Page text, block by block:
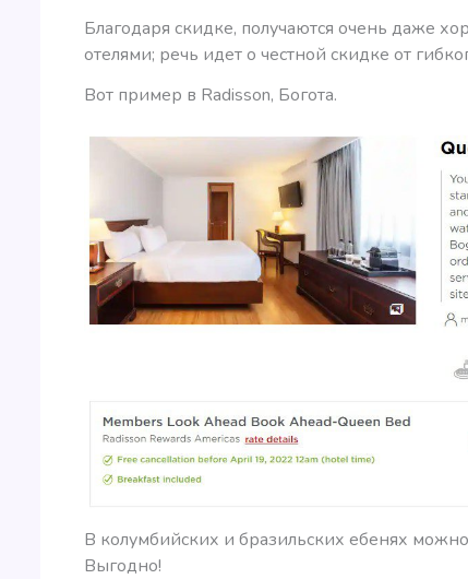
Благодаря скидке, получаются очень даже
отелями; речь идет о честной скидке от
Вот пример в Radisson, Богота.
В колумбийских и бразильских ебенях
Выгодно!